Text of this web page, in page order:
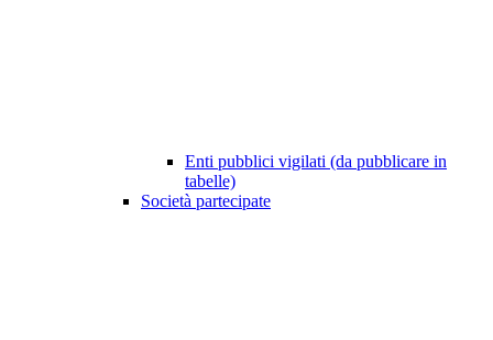
Enti pubblici vigilati (da pubblicare in
tabelle)
Società partecipate